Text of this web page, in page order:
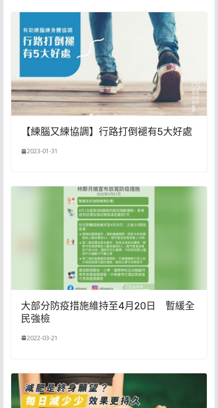
【練腦又練協調】行路打倒褪有5大好處
2023-01-31
大部分防疫措施維持至4月20日 暫緩全
民強檢
2022-03-21